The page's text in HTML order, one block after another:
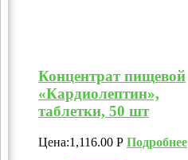
Концентрат пищевой
«Кардиолептин»,
таблетки, 50 шт
Цена:1,116.00 Р Подробнее